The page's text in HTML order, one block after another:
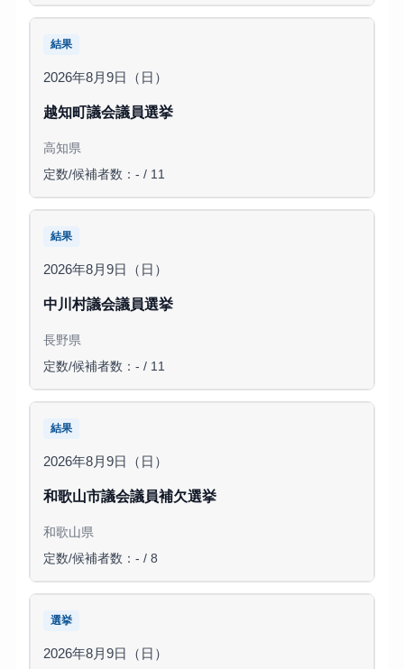
結果
2026年8月9日（日）
越知町議会議員選挙
高知県
定数/候補者数：- / 11
結果
2026年8月9日（日）
中川村議会議員選挙
長野県
定数/候補者数：- / 11
結果
2026年8月9日（日）
和歌山市議会議員補欠選挙
和歌山県
定数/候補者数：- / 8
選挙
2026年8月9日（日）